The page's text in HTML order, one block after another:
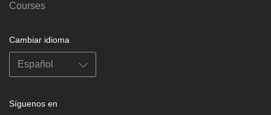
Courses
Cambiar idioma
Síguenos en